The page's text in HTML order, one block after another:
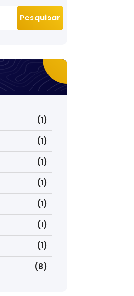
(1)
(1)
(1)
(1)
(1)
(1)
(1)
(8)